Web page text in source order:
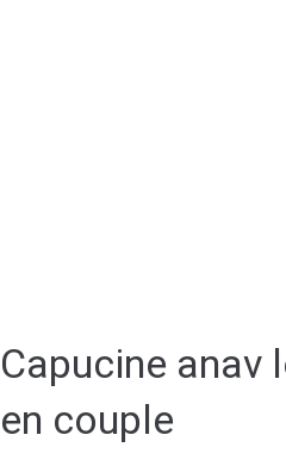
Capucine anav
en couple